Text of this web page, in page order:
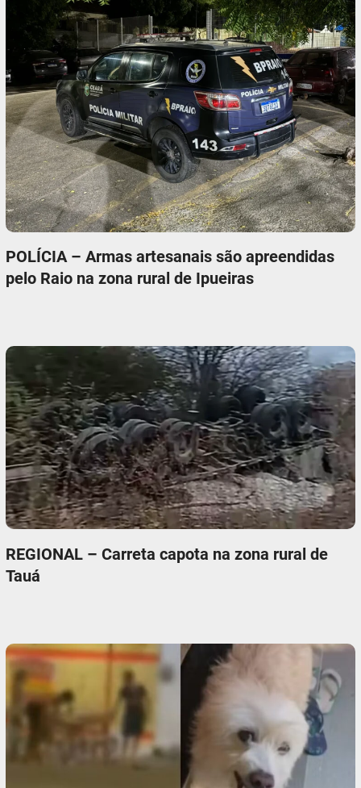
POLÍCIA – Armas artesanais são apreendidas
pelo Raio na zona rural de Ipueiras
REGIONAL – Carreta capota na zona rural de
Tauá